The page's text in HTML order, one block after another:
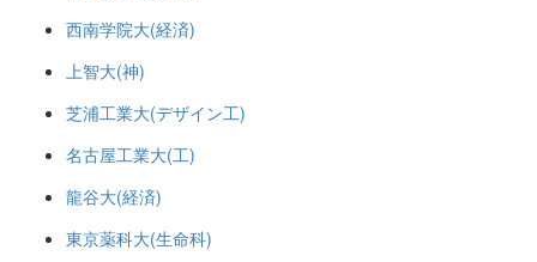
西南学院大(経済)
上智大(神)
芝浦工業大(デザイン工)
名古屋工業大(工)
龍谷大(経済)
東京薬科大(生命科)